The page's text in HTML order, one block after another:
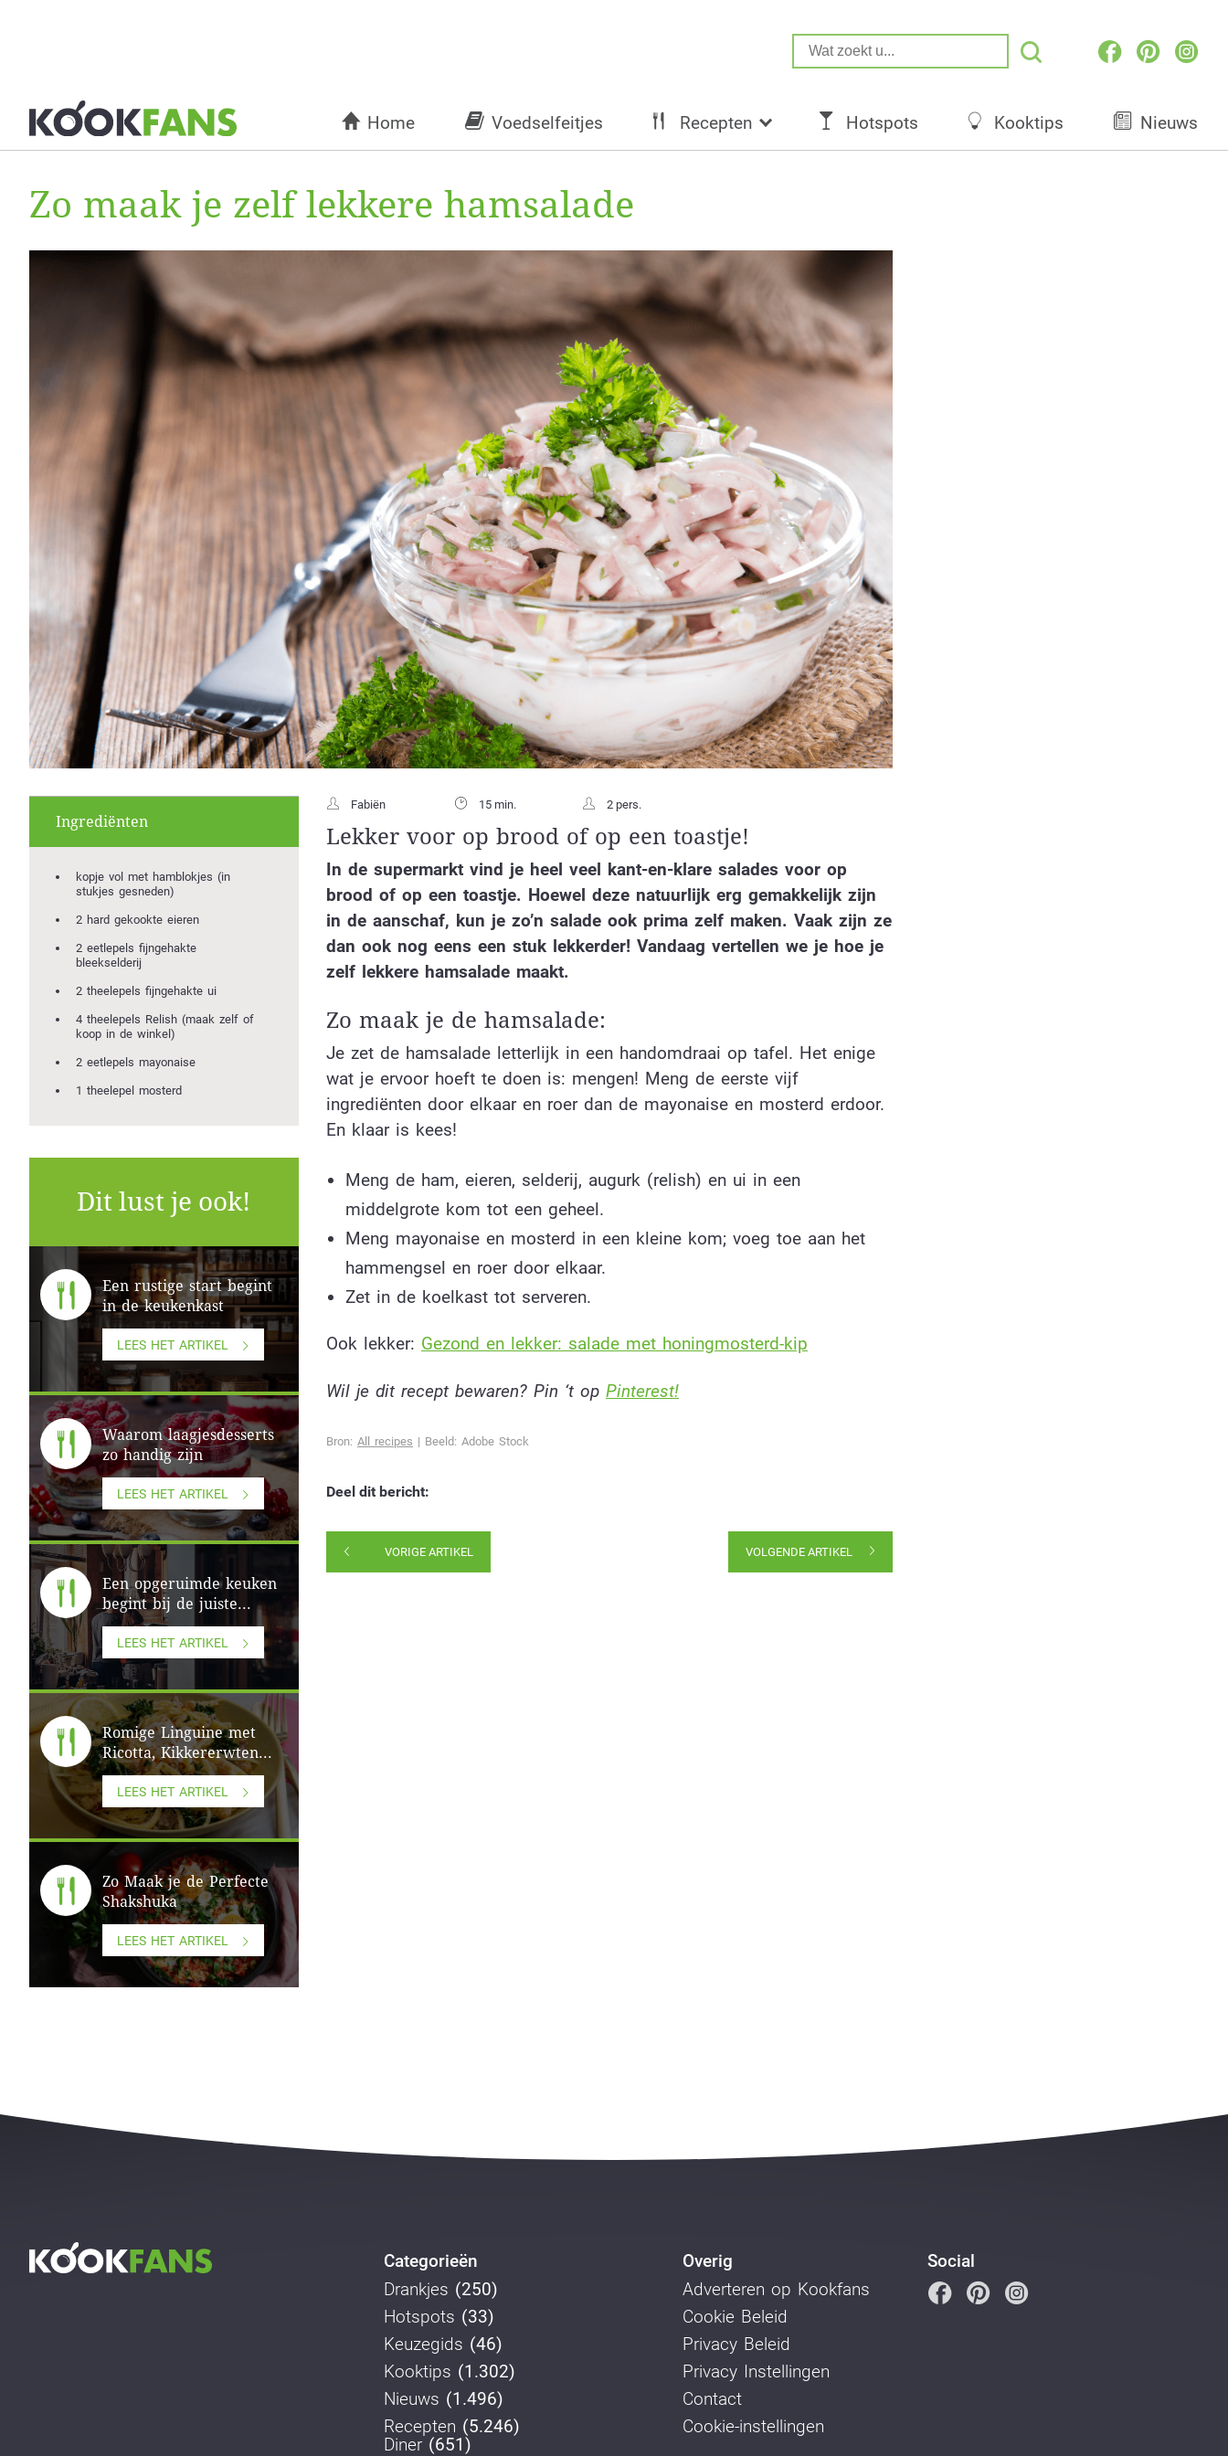
Home Voedselfeitjes Recepten Hotspots Kooktips Nieuws
Zo maak je zelf lekkere hamsalade
Ingrediënten
kopje vol met hamblokjes (in
stukjes gesneden)
2 hard gekookte eieren
2 eetlepels fijngehakte
bleekselderij
2 theelepels fijngehakte ui
4 theelepels Relish (maak zelf of
koop in de winkel)
2 eetlepels mayonaise
1 theelepel mosterd
Dit lust je ook!
Een rustige start begint
in de keukenkast
LEES HET ARTIKEL
Waarom laagjesdesserts
zo handig zijn
LEES HET ARTIKEL
Een opgeruimde keuken
begint bij de juiste...
LEES HET ARTIKEL
Romige Linguine met
Ricotta, Kikkererwten...
LEES HET ARTIKEL
Zo Maak je de Perfecte
Shakshuka
LEES HET ARTIKEL
Fabiën 15 min. 2 pers.
Lekker voor op brood of op een toastje!
In de supermarkt vind je heel veel kant-en-klare salades voor op
brood of op een toastje. Hoewel deze natuurlijk erg gemakkelijk zijn
in de aanschaf, kun je zo’n salade ook prima zelf maken. Vaak zijn ze
dan ook nog eens een stuk lekkerder! Vandaag vertellen we je hoe je
zelf lekkere hamsalade maakt.
Zo maak je de hamsalade:
Je zet de hamsalade letterlijk in een handomdraai op tafel. Het enige
wat je ervoor hoeft te doen is: mengen! Meng de eerste vijf
ingrediënten door elkaar en roer dan de mayonaise en mosterd erdoor.
En klaar is kees!
Meng de ham, eieren, selderij, augurk (relish) en ui in een
middelgrote kom tot een geheel.
Meng mayonaise en mosterd in een kleine kom; voeg toe aan het
hammengsel en roer door elkaar.
Zet in de koelkast tot serveren.
Ook lekker: Gezond en lekker: salade met honingmosterd-kip
Wil je dit recept bewaren? Pin ‘t op Pinterest!
Bron: All recipes | Beeld: Adobe Stock
Deel dit bericht:
VORIGE ARTIKEL VOLGENDE ARTIKEL
Categorieën
Drankjes (250)
Hotspots (33)
Keuzegids (46)
Kooktips (1.302)
Nieuws (1.496)
Recepten (5.246)
Diner(651)
Overig
Adverteren op Kookfans
Cookie Beleid
Privacy Beleid
Privacy Instellingen
Contact
Cookie-instellingen
Social